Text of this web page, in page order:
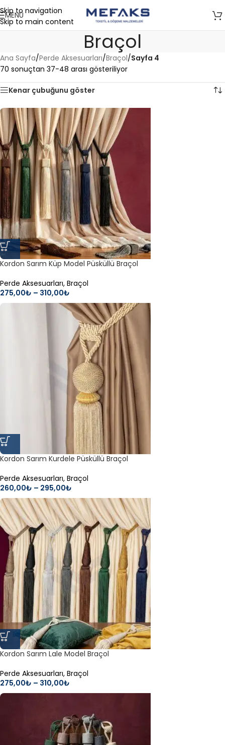
Skip to navigation
Skip to main content
MENÜ
Braçol
Ana Sayfa/Perde Aksesuarları/Braçol/Sayfa 4
70 sonuçtan 37-48 arası gösteriliyor
Kenar çubuğunu göster
Kordon Sarım Küp Model Püsküllü Braçol
Perde Aksesuarları, Braçol
275,00₺ – 310,00₺
Kordon Sarım Kurdele Püsküllü Braçol
Perde Aksesuarları, Braçol
260,00₺ – 295,00₺
Kordon Sarım Lale Model Braçol
Perde Aksesuarları, Braçol
275,00₺ – 310,00₺